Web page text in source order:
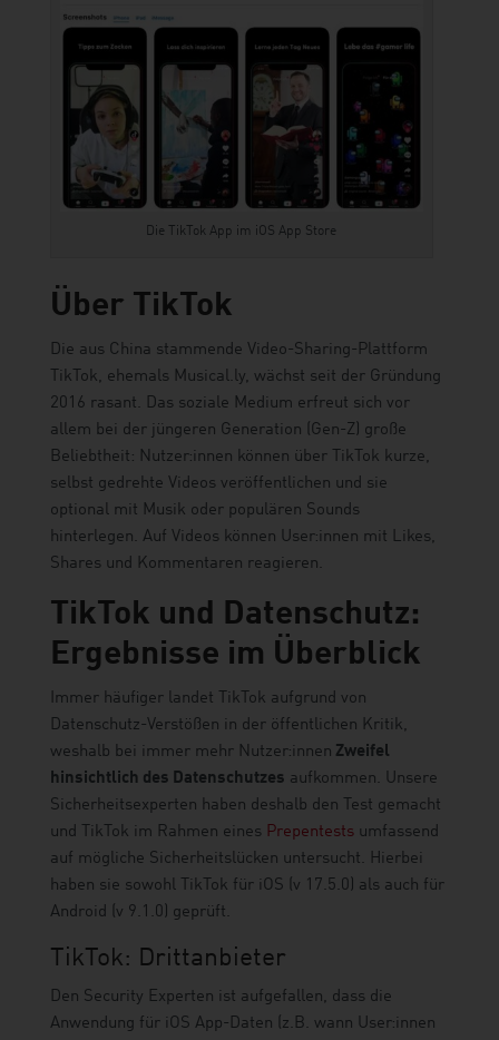
Die TikTok App im iOS App Store
Über TikTok
Die aus China stammende Video-Sharing-Plattform
TikTok, ehemals Musical.ly, wächst seit der Gründung
2016 rasant. Das soziale Medium erfreut sich vor
allem bei der jüngeren Generation (Gen-Z) große
Beliebtheit: Nutzer:innen können über TikTok kurze,
selbst gedrehte Videos veröffentlichen und sie
optional mit Musik oder populären Sounds
hinterlegen. Auf Videos können User:innen mit Likes,
Shares und Kommentaren reagieren.
TikTok und Datenschutz:
Ergebnisse im Überblick
Immer häufiger landet TikTok aufgrund von
Datenschutz-Verstößen in der öffentlichen Kritik,
weshalb bei immer mehr Nutzer:innen Zweifel
hinsichtlich des Datenschutzes aufkommen. Unsere
Sicherheitsexperten haben deshalb den Test gemacht
und TikTok im Rahmen eines Prepentestsumfassend
auf mögliche Sicherheitslücken untersucht. Hierbei
haben sie sowohl TikTok für iOS (v 17.5.0) als auch für
Android (v 9.1.0) geprüft.
TikTok: Drittanbieter
Den Security Experten ist aufgefallen, dass die
Anwendung für iOS App-Daten (z.B. wann User:innen